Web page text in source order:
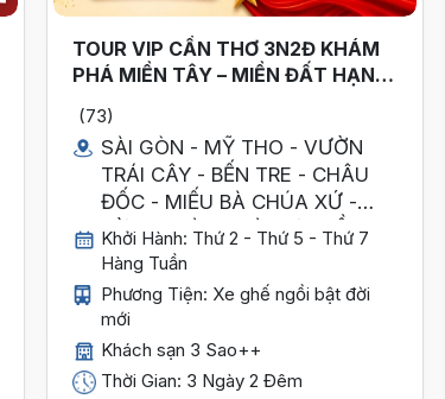
TOUR VIP CẦN THƠ 3N2Đ KHÁM
PHÁ MIỀN TÂY – MIỀN ĐẤT HẠNH
(73)
SÀI GÒN - MỸ THO - VƯỜN
TRÁI CÂY - BẾN TRE - CHÂU
ĐỐC - MIẾU BÀ CHÚA XỨ -
RỪNG TRÀM TRÀ SƯ - CẦN
THƠ
Khởi Hành: Thứ 2 - Thứ 5 - Thứ 7
Hàng Tuần
Phương Tiện: Xe ghế ngồi bật đời
mới
Khách sạn 3 Sao++
Thời Gian: 3 Ngày 2 Đêm